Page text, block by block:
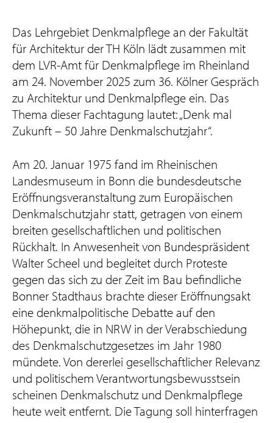
Das Lehrgebiet Denkmalpflege an der Fakultät
für Architektur der TH Köln lädt zusammen mit
dem LVR-Amt für Denkmalpflege im Rheinland
am 24. November 2025 zum 36. Kölner Gespräch
zu Architektur und Denkmalpflege ein. Das
Thema dieser Fachtagung lautet: „Denk mal
Zukunft – 50 Jahre Denkmalschutzjahr“.
Am 20. Januar 1975 fand im Rheinischen
Landesmuseum in Bonn die bundesdeutsche
Eröffnungsveranstaltung zum Europäischen
Denkmalschutzjahr statt, getragen von einem
breiten gesellschaftlichen und politischen
Rückhalt. In Anwesenheit von Bundespräsident
Walter Scheel und begleitet durch Proteste
gegen das sich zu der Zeit im Bau befindliche
Bonner Stadthaus brachte dieser Eröffnungsakt
eine denkmalpolitische Debatte auf den
Höhepunkt, die in NRW in der Verabschiedung
des Denkmalschutzgesetzes im Jahr 1980
mündete. Von dererlei gesellschaftlicher Relevanz
und politischem Verantwortungsbewusstsein
scheinen Denkmalschutz und Denkmalpflege
heute weit entfernt. Die Tagung soll hinterfragen